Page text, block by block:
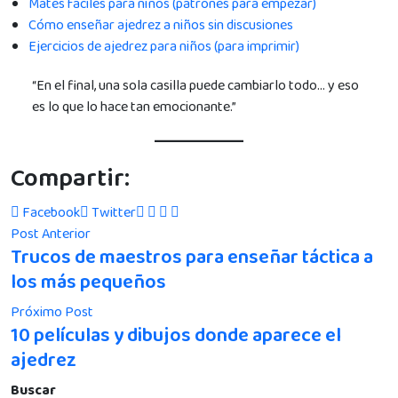
Cómo enseñar ajedrez a niños sin discusiones
Ejercicios de ajedrez para niños (para imprimir)
“En el final, una sola casilla puede cambiarlo todo… y eso
es lo que lo hace tan emocionante.”
Compartir:
Facebook Twitter
Post Anterior
Trucos de maestros para enseñar táctica a
los más pequeños
Próximo Post
10 películas y dibujos donde aparece el
ajedrez
Buscar